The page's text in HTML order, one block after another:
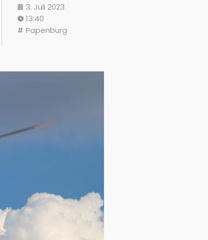
3. Juli 2023
13:40
Papenburg